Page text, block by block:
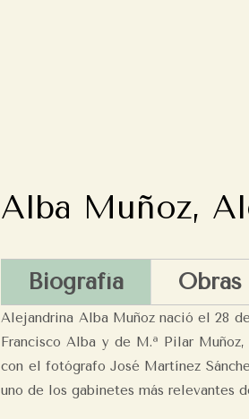
Alba Muñoz,
Biografía Obras
Alejandrina Alba Muñoz nació el 28
Francisco Alba y de M.ª Pilar
con el fotógrafo José Martínez
uno de los gabinetes más relevantes